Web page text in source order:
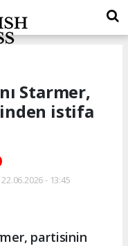
Starmer,
istifa
- 13:45
partisinin